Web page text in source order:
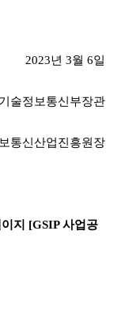
2023년 3월 6일
술정보통신부장관
통신산업진흥원장
지 [GSIP 사업공